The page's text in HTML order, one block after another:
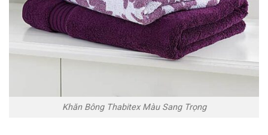
Khăn Bông Thabitex Màu Sang Trọng